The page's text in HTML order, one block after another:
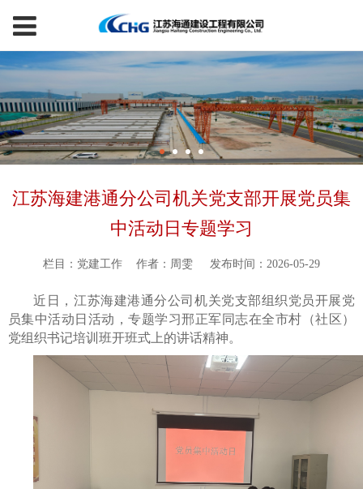
江苏海建港通分公司机关党支部开展党员集
中活动日专题学习
栏目：党建工作 作者：周雯 发布时间：2026-05-29
近日，江苏海建港通分公司机关党支部组织党员开展党
员集中活动日活动，专题学习邢正军同志在全市村（社区）
党组织书记培训班开班式上的讲话精神。